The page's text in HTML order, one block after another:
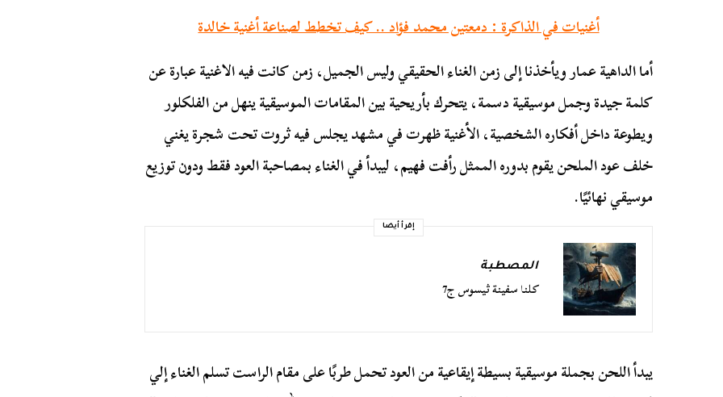
أغنيات في الذاكرة : دمعتين محمد فؤاد .. كيف تخطط لصناعة أغنية خالدة
أما الداهية عمار ويأخذنا إلى زمن الغناء الحقيقي وليس الجميل، زمن كانت فيه الاغنية عبارة عن
كلمة جيدة وجمل موسيقية دسمة، يتحرك بأريحية بين المقامات الموسيقية ينهل من الفلكلور
ويطوعة داخل أفكاره الشخصية، الأغنية ظهرت في مشهد يجلس فيه ثروت تحت شجرة يغني
خلف عود الملحن يقوم بدوره الممثل رأفت فهيم، ليبدأ في الغناء بمصاحبة العود فقط ودون توزيع
موسيقي نهائيًا.
إقرأ أيضا
المصطبة
كلنا سفينة ثيسوس ج7
يبدأ اللحن بجملة موسيقية بسيطة إيقاعية من العود تحمل طربًا على مقام الراست تسلم الغناء إلي